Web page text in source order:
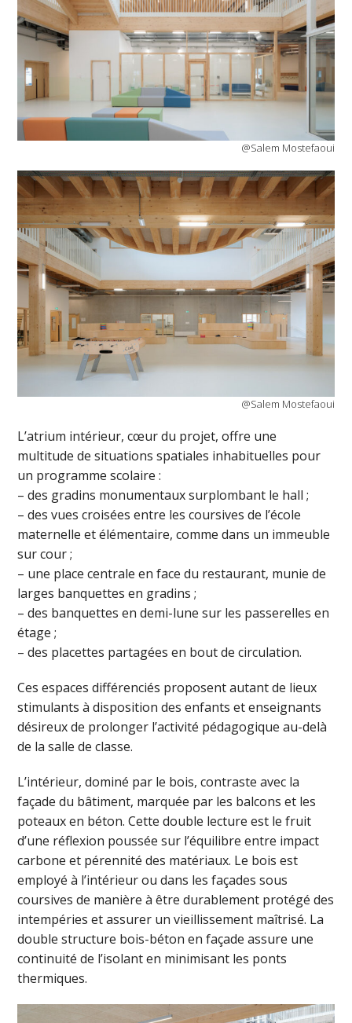
@Salem Mostefaoui
@Salem Mostefaoui
L’atrium intérieur, cœur du projet, offre une
multitude de situations spatiales inhabituelles pour
un programme scolaire :
– des gradins monumentaux surplombant le hall ;
– des vues croisées entre les coursives de l’école
maternelle et élémentaire, comme dans un immeuble
sur cour ;
– une place centrale en face du restaurant, munie de
larges banquettes en gradins ;
– des banquettes en demi-lune sur les passerelles en
étage ;
– des placettes partagées en bout de circulation.
Ces espaces différenciés proposent autant de lieux
stimulants à disposition des enfants et enseignants
désireux de prolonger l’activité pédagogique au-delà
de la salle de classe.
L’intérieur, dominé par le bois, contraste avec la
façade du bâtiment, marquée par les balcons et les
poteaux en béton. Cette double lecture est le fruit
d’une réflexion poussée sur l’équilibre entre impact
carbone et pérennité des matériaux. Le bois est
employé à l’intérieur ou dans les façades sous
coursives de manière à être durablement protégé des
intempéries et assurer un vieillissement maîtrisé. La
double structure bois-béton en façade assure une
continuité de l’isolant en minimisant les ponts
thermiques.